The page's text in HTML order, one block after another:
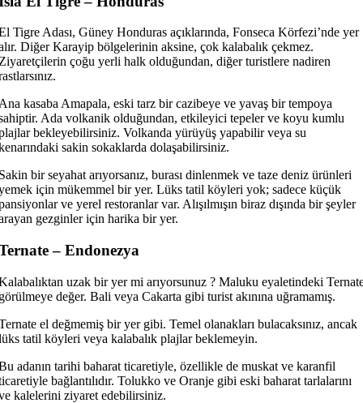
Tigre Adası, Güney Honduras açıklarında, Fonseca Körfezi’nde yer
Diğer Karayip bölgelerinin aksine, çok kalabalık çekmez.
çoğu yerli halk olduğundan, diğer turistlere nadiren
kasaba Amapala, eski tarz bir cazibeye ve yavaş bir tempoya
Ada volkanik olduğundan, etkileyici tepeler ve koyu kumlu
bekleyebilirsiniz. Volkanda yürüyüş yapabilir veya su
sakin sokaklarda dolaşabilirsiniz.
bir seyahat arıyorsanız, burası dinlenmek ve taze deniz ürünleri
için mükemmel bir yer. Lüks tatil köyleri yok; sadece küçük
ve yerel restoranlar var. Alışılmışın biraz dışında bir şeyler
gezginler için harika bir yer.
– Endonezya
uzak bir yer mi arıyorsunuz ? Maluku eyaletindeki
değer. Bali veya Cakarta gibi turist akınına uğramamış.
el değmemiş bir yer gibi. Temel olanakları bulacaksınız, ancak
tatil köyleri veya kalabalık plajlar beklemeyin.
adanın tarihi baharat ticaretiyle, özellikle de muskat ve karanfil
bağlantılıdır. Tolukko ve Oranje gibi eski baharat tarlalarını
kalelerini ziyaret edebilirsiniz.